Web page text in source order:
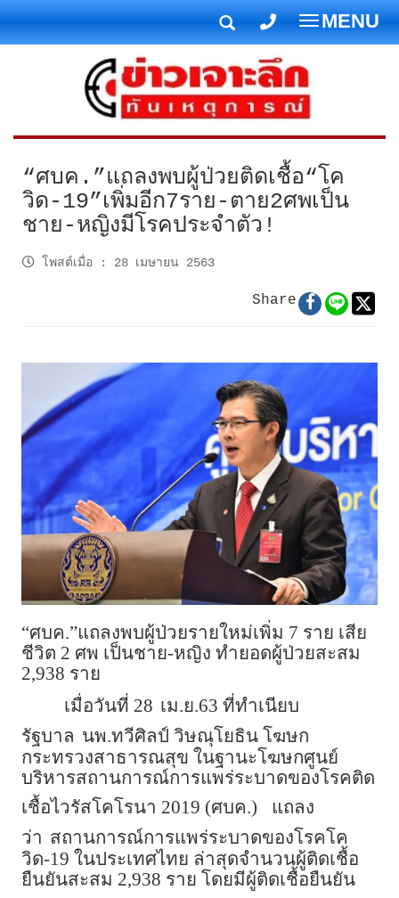
T
o
g
g
l
e
n
v
t
MENU
“ศบค.”แถลงพบผู้ป่วยติดเชื้อ“โค
วิด-19”เพิ่มอีก7ราย-ตาย2ศพเป็น
ชาย-หญิงมีโรคประจำตัว!
โพสต์เมื่อ : 28 เมษายน 2563
Share
“ศบค.”แถลงพบผู้ป่วยรายใหม่เพิ่ม 7 ราย เสีย
ชีวิต 2 ศพ เป็นชาย-หญิง ทำยอดผู้ป่วยสะสม
2,938 ราย
เมื่อวันที่ 28 เม.ย.63 ที่ทำเนียบ
รัฐบาล นพ.ทวีศิลป์ วิษณุโยธิน โฆษก
กระทรวงสาธารณสุข ในฐานะโฆษกศูนย์
บริหารสถานการณ์การแพร่ระบาดของโรคติด
เชื้อไวรัสโคโรนา 2019 (ศบค.)
แถลง
ว่า สถานการณ์การแพร่ระบาดของโรคโค
วิด-19 ในประเทศไทย ล่าสุดจำนวนผู้ติดเชื้อ
ยืนยันสะสม 2,938 ราย โดยมีผู้ติดเชื้อยืนยัน